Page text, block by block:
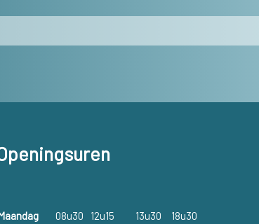
08u30 12u15 13u30
18u30